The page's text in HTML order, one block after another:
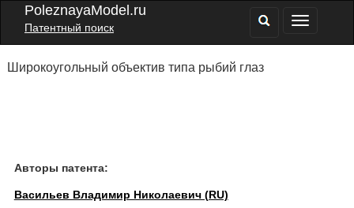
PoleznayaModel.ru
Патентный поиск
Широкоугольный объектив типа рыбий глаз
Авторы патента:
Васильев Владимир Николаевич (RU)